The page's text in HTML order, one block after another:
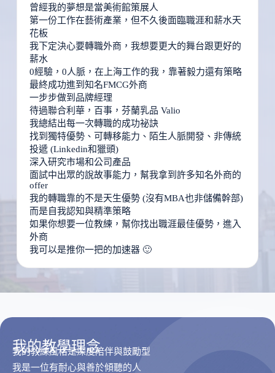
曾經我的夢想是當美術館策展人
第一份工作在藝術產業，但不久後面臨職涯和薪水天
花板
我下定決心要轉職外商，我想要更大的舞台跟更好的
薪水
0經驗，0⼈脈，在上海⼯作的我，靠著毅力還有策略
最終成功進到知名FMCG外商
⼀步步做到品牌經理
待過聯合利華，百事，芬蘭乳品 Valio
我總結出每一次轉職的成功祕訣
找到獨特優勢、可轉移能力、陌生人脈開發、非傳統
投遞 (Linkedin和獵頭)
深入研究市場和公司產品
面試中出眾的說故事能力，幫我拿到許多知名外商的
offer
我的轉職靠的不是天生優勢 (沒有MBA也非儲備幹部)
而是自我認知與精準策略
如果你想要一位教練，幫你找出職涯最佳優勢，進入
外商
我可以是推你一把的加速器 🙂
我的教學理念
我的教練風格是深度陪伴與鼓勵型
我是一位有耐心與善於傾聽的人